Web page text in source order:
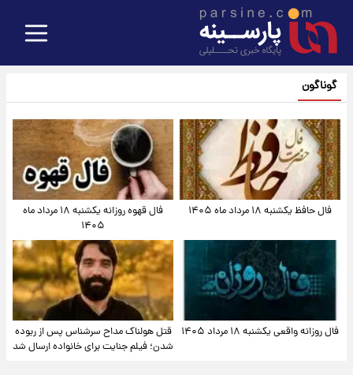
گوناگون
فال حافظ یکشنبه ۱۸ مرداد ماه ۱۴۰۵
فال قهوه روزانه یکشنبه ۱۸ مرداد ماه
۱۴۰۵
فال روزانه واقعی یکشنبه ۱۸ مرداد ۱۴۰۵
قتل هولناک مداح سرشناس پس از ربوده
شدن؛ فیلم جنایت برای خانواده ارسال شد